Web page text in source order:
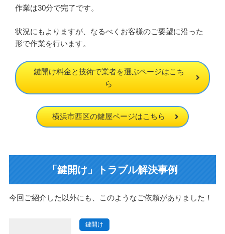
作業は30分で完了です。
状況にもよりますが、なるべくお客様のご要望に沿った
形で作業を行います。
鍵開け料金と技術で業者を選ぶページはこち
ら
横浜市西区の鍵屋ページはこちら
「鍵開け」トラブル解決事例
今回ご紹介した以外にも、このようなご依頼がありました！
鍵開け